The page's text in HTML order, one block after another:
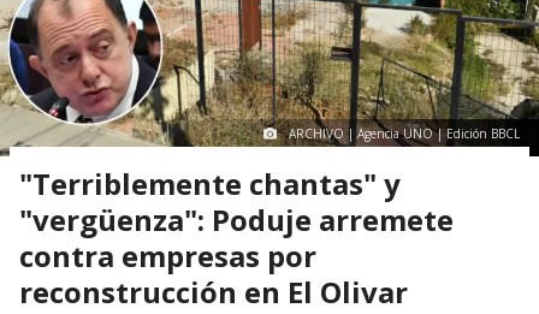
ARCHIVO | Agencia UNO | Edición BBCL
"Terriblemente chantas" y
"vergüenza": Poduje arremete
contra empresas por
reconstrucción en El Olivar